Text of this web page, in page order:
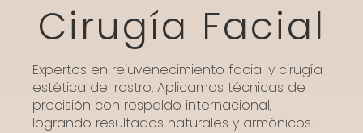
Cirugía Facial
Expertos en rejuvenecimiento facial y cirugía
estética del rostro. Aplicamos técnicas de
precisión con respaldo internacional,
logrando resultados naturales y armónicos.